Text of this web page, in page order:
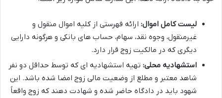
لیست کامل اموال: ارائه فهرستی از کلیه اموال منقول و
غیرمنقول، وجوه نقد، سهام، حساب های بانکی و هرگونه دارایی
دیگری که در مالکیت زوج قرار دارد.
استشهادیه محلی: تهیه استشهادیه ای که توسط حداقل دو نفر
شاهد معتبر و مطلع از وضعیت مالی زوج امضا شده باشد. این
شهود باید در دادگاه حاضر شده و شهادت دهند که زوج واقعاً